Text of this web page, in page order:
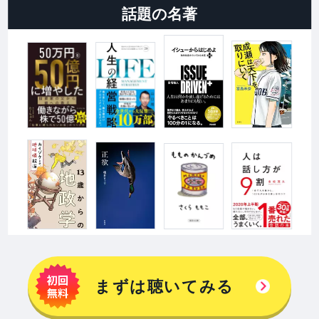
話題の名著
まずは聴いてみる